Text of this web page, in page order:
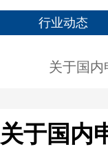
行业动态
关于国
关于国内